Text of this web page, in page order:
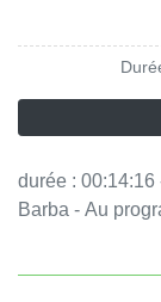
Pour écouter
sur Radio
durée : 00:14:16 - Carnets de campagne - par : Dorothée
Barba - Au